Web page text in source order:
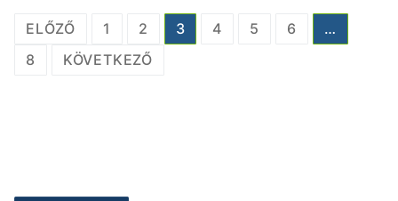
Bejegyzések
lapozása
ELŐZŐ 1 2 3 4 5 6
…
8
KÖVETKEZŐ